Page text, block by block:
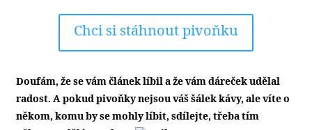
Chci si stáhnout pivoňku
Doufám, že se vám článek líbil a že vám dáreček udělal
radost. A pokud pivoňky nejsou váš šálek kávy, ale víte o
někom, komu by se mohly líbit, sdílejte, třeba tím